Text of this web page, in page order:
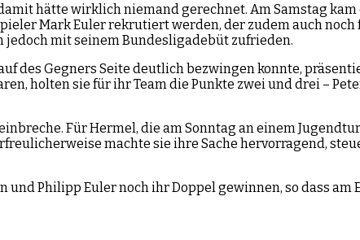
hätte wirklich niemand gerechnet. Am Samstag
Mark Euler rekrutiert werden, der zudem auch noch
jedoch mit seinem Bundesligadebüt zufrieden.
des Gegners Seite deutlich bezwingen konnte,
holten sie für ihr Team die Punkte zwei und drei –
Für Hermel, die am Sonntag an einem
machte sie ihre Sache hervorragend,
Philipp Euler noch ihr Doppel gewinnen, so dass am